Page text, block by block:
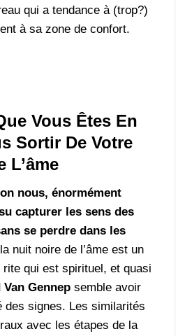
qui a tendance à (trop?)
à sa zone de confort.
Vous Êtes En
Sortir De Votre
L’âme
nous, énormément
capturer les sens des
se perdre dans les
nuit noire de l’âme est un
qui est spirituel, et quasi
Gennep semble avoir
des signes. Les similarités
avec les étapes de la